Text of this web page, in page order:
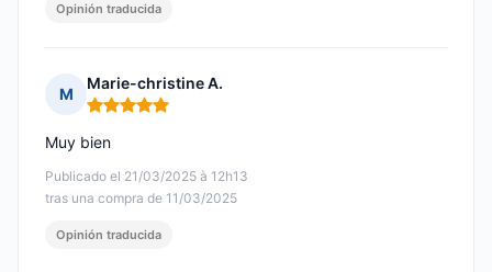
Opinión traducida
M
Marie-christine A.
Nota: 5 de 5
Publicado el 21/03/2025 à 12h13
tras una compra de 11/03/2025
Muy bien
Opinión traducida